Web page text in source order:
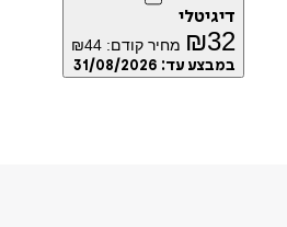
דיגיטלי
₪32 מחיר קודם: ₪44
במבצע עד: 31/08/2026